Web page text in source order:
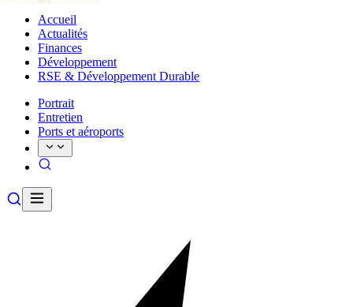
Accueil
Actualités
Finances
Développement
RSE & Développement Durable
Portrait
Entretien
Ports et aéroports